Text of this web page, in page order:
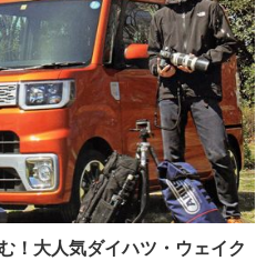
！大人気ダイハツ・ウェイク